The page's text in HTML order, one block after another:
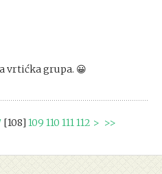
vrtićka grupa. 😀
[108] 109 110 111112 > >>